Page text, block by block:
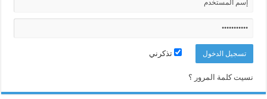
تذكرني
نسيت كلمة المرور ؟